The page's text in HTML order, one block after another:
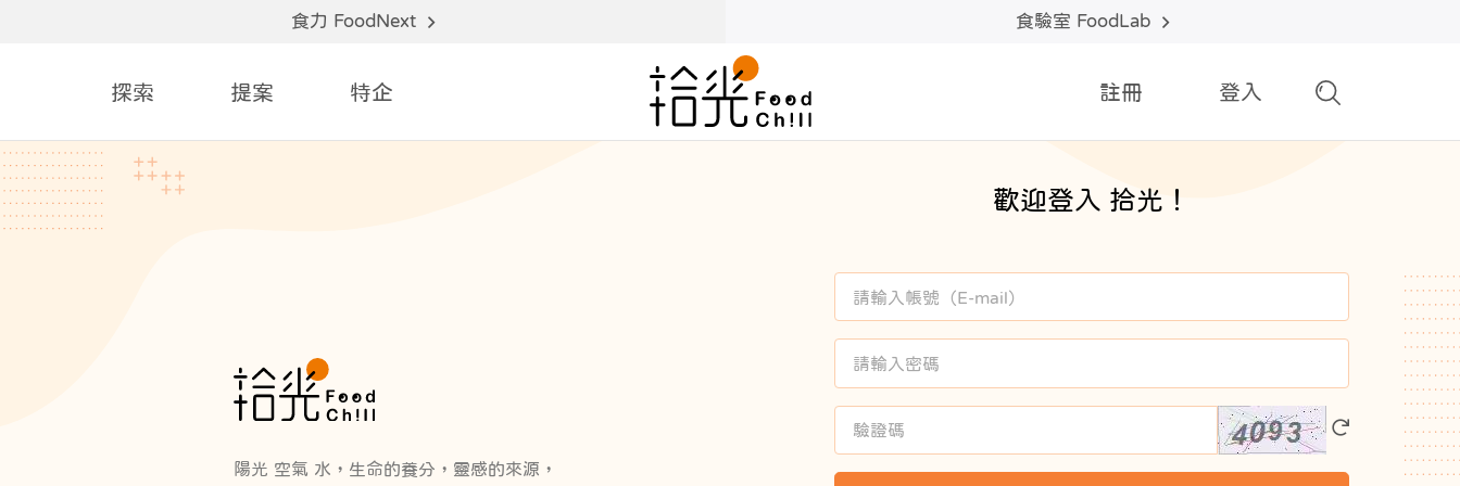
食力 FoodNext 食驗室 FoodLab
探索 提案 特企 註冊 登入
陽光 空氣 水，生命的養分，靈感的來源，
歡迎登入 拾光！